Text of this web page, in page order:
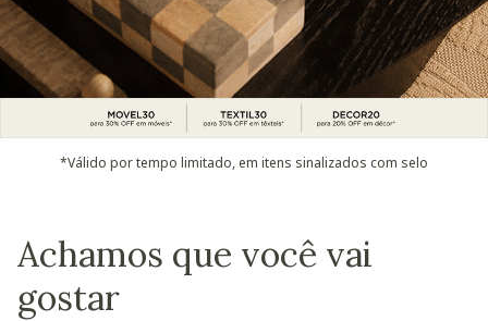
*Válido por tempo limitado, em itens sinalizados com selo
Achamos que você vai
gostar